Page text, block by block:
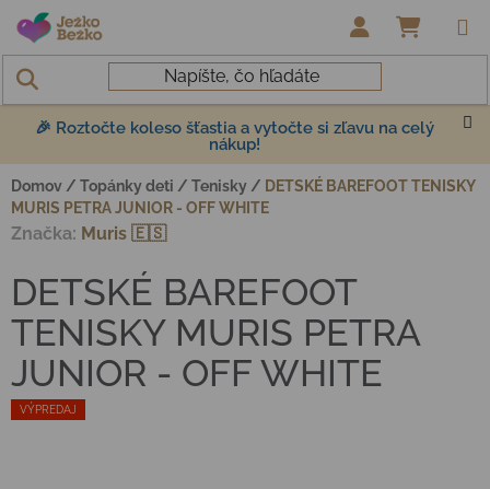
Prejsť na obsah
🎉 Roztočte koleso šťastia a vytočte si zľavu na celý
nákup!
Domov / Topánky deti / Tenisky / DETSKÉ BAREFOOT TENISKY
MURIS PETRA JUNIOR - OFF WHITE
VÝPREDAJ
DETSKÉ BAREFOOT
TENISKY MURIS PETRA
JUNIOR - OFF WHITE
Značka: Muris 🇪🇸